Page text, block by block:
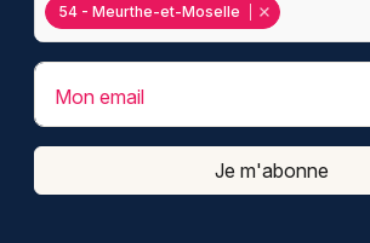
54 - Meurthe-et-Moselle
Mon email
Je m'abonne